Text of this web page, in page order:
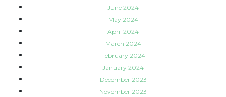
June 2024
May 2024
April 2024
March 2024
February 2024
January 2024
December 2023
November 2023